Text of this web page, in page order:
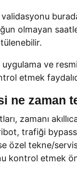
olmayan
ve
etmek
ne zaman
zamanı
trafiği bypass
özel tekne/
kontrol etmek